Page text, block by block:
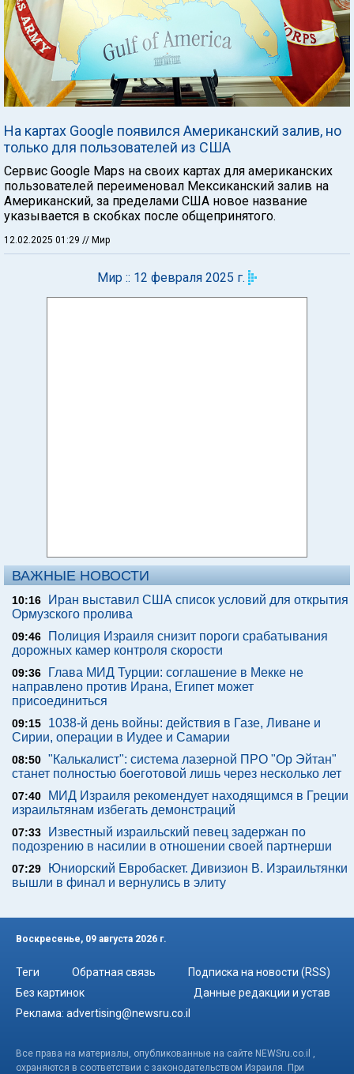
На картах Google появился Американский залив, но
только для пользователей из США
Сервис Google Maps на своих картах для американских
пользователей переименовал Мексиканский залив на
Американский, за пределами США новое название
указывается в скобках после общепринятого.
12.02.2025 01:29 // Мир
Мир :: 12 февраля 2025 г.
ВАЖНЫЕ НОВОСТИ
10:16
Иран выставил США список условий для открытия
Ормузского пролива
09:46
Полиция Израиля снизит пороги срабатывания
дорожных камер контроля скорости
09:36
Глава МИД Турции: соглашение в Мекке не
направлено против Ирана, Египет может
присоединиться
09:15
1038-й день войны: действия в Газе, Ливане и
Сирии, операции в Иудее и Самарии
08:50 "Калькалист": система лазерной ПРО "Ор Эйтан"
станет полностью боеготовой лишь через несколько лет
07:40
МИД Израиля рекомендует находящимся в Греции
израильтянам избегать демонстраций
07:33
Известный израильский певец задержан по
подозрению в насилии в отношении своей партнерши
07:29
Юниорский Евробаскет. Дивизион В. Израильтянки
вышли в финал и вернулись в элиту
Воскресенье, 09 августа 2026 г.
Теги Обратная связь
Подписка на новости (RSS)
Без картинок
Данные редакции и устав
Реклама: advertising@newsru.co.il
Все права на материалы, опубликованные на сайте NEWSru.co.il ,
охраняются в соответствии с законодательством Израиля. При